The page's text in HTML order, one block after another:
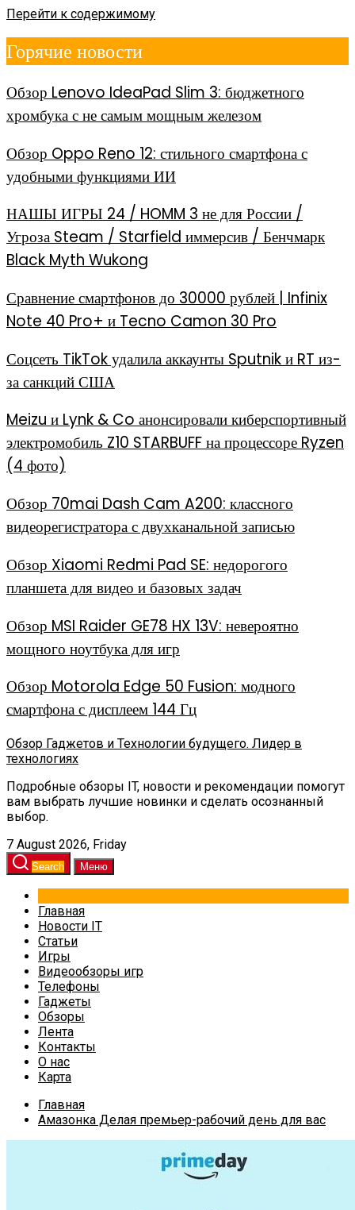
Перейти к содержимому
Горячие новости
Обзор Lenovo IdeaPad Slim 3: бюджетного
хромбука с не самым мощным железом
Обзор Oppo Reno 12: стильного смартфона с
удобными функциями ИИ
НАШЫ ИГРЫ 24 / HOMM 3 не для России /
Угроза Steam / Starfield иммерсив / Бенчмарк
Black Myth Wukong
Сравнение смартфонов до 30000 рублей | Infinix
Note 40 Pro+ и Tecno Camon 30 Pro
Соцсеть TikTok удалила аккаунты Sputnik и RT из-
за санкций США
Meizu и Lynk & Co анонсировали киберспортивный
электромобиль Z10 STARBUFF на процессоре Ryzen
(4 фото)
Обзор 70mai Dash Cam A200: классного
видеорегистратора с двухканальной записью
Обзор Xiaomi Redmi Pad SE: недорогого
планшета для видео и базовых задач
Обзор MSI Raider GE78 HX 13V: невероятно
мощного ноутбука для игр
Обзор Motorola Edge 50 Fusion: модного
смартфона с дисплеем 144 Гц
Обзор Гаджетов и Технологии будущего. Лидер в
технологиях
Подробные обзоры IT, новости и рекомендации помогут
вам выбрать лучшие новинки и сделать осознанный
выбор.
7 August 2026, Friday
Search Меню
Главная
Новости IT
Статьи
Игры
Видеообзоры игр
Телефоны
Гаджеты
Обзоры
Лента
Контакты
О нас
Карта
Главная
Амазонка Делая премьер-рабочий день для вас